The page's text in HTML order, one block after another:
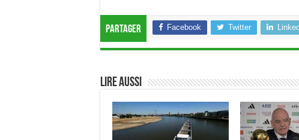
Partager Facebook Twitter
Lire aussi